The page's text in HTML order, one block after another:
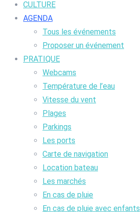
CULTURE
AGENDA
Tous les événements
Proposer un événement
PRATIQUE
Webcams
Température de l’eau
Vitesse du vent
Plages
Parkings
Les ports
Carte de navigation
Location bateau
Les marchés
En cas de pluie
En cas de pluie avec enfants